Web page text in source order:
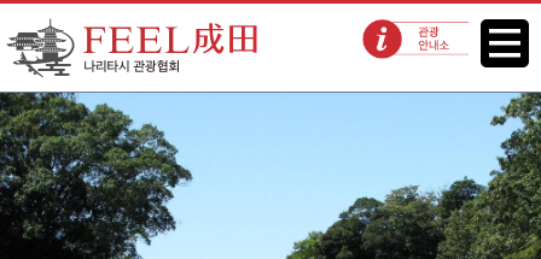
FEEL 나리타 나리타시 관광협회 관광 안내소 메뉴